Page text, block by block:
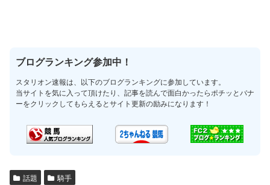
ブログランキング参加中！
スタリオン速報は、以下のブログランキングに参加しています。
当サイトを気に入って頂けたり、記事を読んで面白かったらポチッとバナ
ーをクリックしてもらえるとサイト更新の励みになります！
話題 騎手